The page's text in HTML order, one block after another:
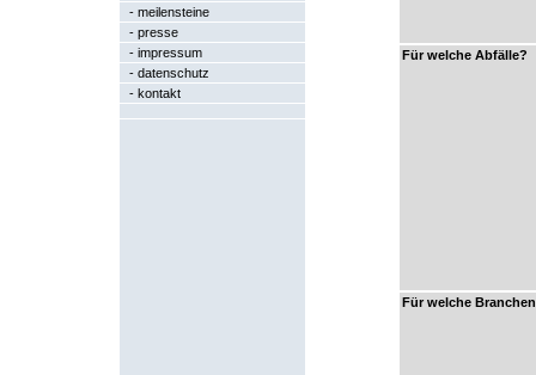
- meilensteine
- presse
- impressum
- datenschutz
- kontakt
Für welche Abfälle?
Für welche